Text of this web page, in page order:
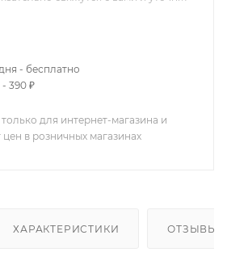
- бесплатно
- 390 ₽
для интернет-магазина и
в розничных магазинах
ХАРАКТЕРИСТИКИ ОТЗЫВЫ